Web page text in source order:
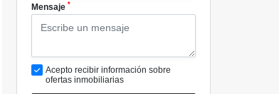
Mensaje *
Acepto recibir información sobre
ofertas inmobiliarias